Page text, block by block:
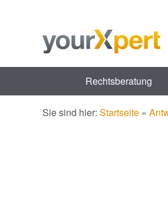
Rechtsberatung
Sie sind hier: Startseite »